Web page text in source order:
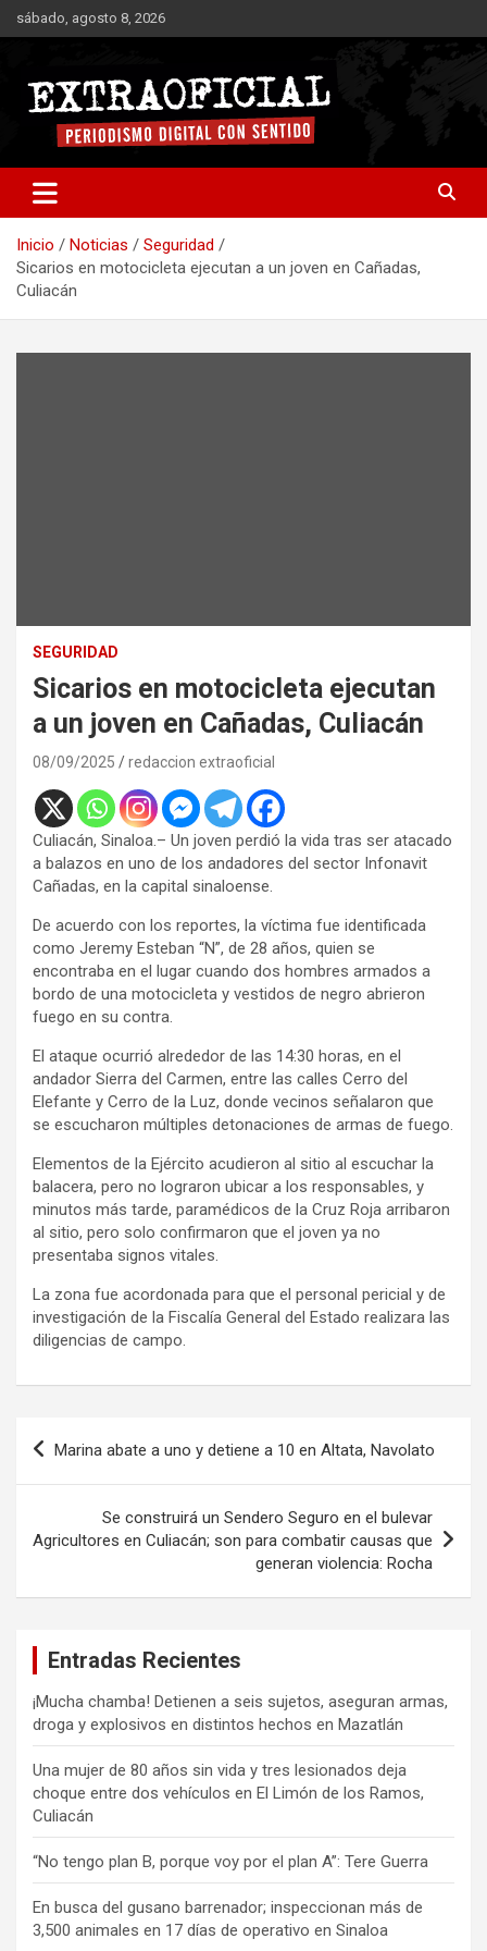
Saltar
al
sábado, agosto 8, 2026
Extraoficial
Inicio Noticias
Seguridad
Sicarios en motocicleta ejecutan a un joven en Cañadas,
Culiacán
SEGURIDAD
Sicarios en motocicleta ejecutan
a un joven en Cañadas, Culiacán
08/09/2025 redaccion extraoficial
Culiacán, Sinaloa.– Un joven perdió la vida tras ser atacado
a balazos en uno de los andadores del sector Infonavit
Cañadas, en la capital sinaloense.
De acuerdo con los reportes, la víctima fue identificada
como Jeremy Esteban “N”, de 28 años, quien se
encontraba en el lugar cuando dos hombres armados a
bordo de una motocicleta y vestidos de negro abrieron
fuego en su contra.
El ataque ocurrió alrededor de las 14:30 horas, en el
andador Sierra del Carmen, entre las calles Cerro del
Elefante y Cerro de la Luz, donde vecinos señalaron que
se escucharon múltiples detonaciones de armas de fuego.
Elementos de la Ejército acudieron al sitio al escuchar la
balacera, pero no lograron ubicar a los responsables, y
minutos más tarde, paramédicos de la Cruz Roja arribaron
al sitio, pero solo confirmaron que el joven ya no
presentaba signos vitales.
La zona fue acordonada para que el personal pericial y de
investigación de la Fiscalía General del Estado realizara las
diligencias de campo.
Navegación
Marina abate a uno y detiene a 10 en Altata, Navolato
Se construirá un Sendero Seguro en el bulevar
Agricultores en Culiacán; son para combatir causas que
generan violencia: Rocha
Entradas Recientes
¡Mucha chamba! Detienen a seis sujetos, aseguran armas,
droga y explosivos en distintos hechos en Mazatlán
Una mujer de 80 años sin vida y tres lesionados deja
choque entre dos vehículos en El Limón de los Ramos,
Culiacán
“No tengo plan B, porque voy por el plan A”: Tere Guerra
En busca del gusano barrenador; inspeccionan más de
3,500 animales en 17 días de operativo en Sinaloa